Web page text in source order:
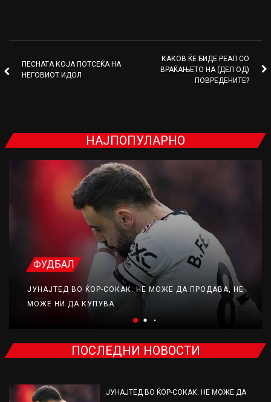
ПЕСНАТА КОЈА ПОТСЕЌА НА
НЕГОВИОТ ИДОЛ
КАКОВ ЌЕ БИДЕ РЕАЛ СО
ВРАЌАЊЕТО НА (ДЕЛ ОД)
ПОВРЕДЕНИТЕ?
НАЈПОПУЛАРНО
ФУДБАЛ
ЈУНАЈТЕД ВО ЌОР-СОКАК: НЕ МОЖЕ ДА ПРОДАВА, НЕ
МОЖЕ НИ ДА КУПУВА
ПОСЛЕДНИ НОВОСТИ
ЈУНАЈТЕД ВО ЌОР-СОКАК: НЕ МОЖЕ ДА